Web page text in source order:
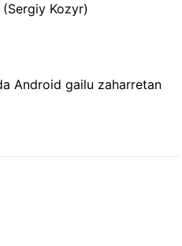
Kozyr)
Android gailu zaharretan